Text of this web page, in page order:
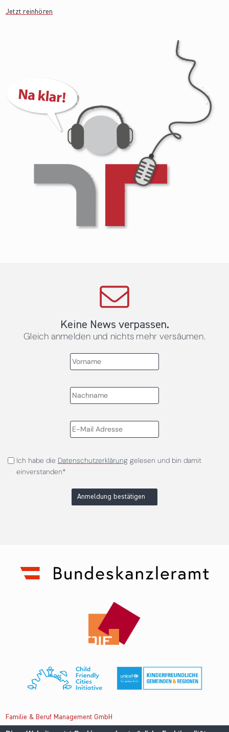
Jetzt reinhören
Keine News verpassen.
Gleich anmelden und nichts mehr versäumen.
Ich habe die Datenschutzerklärunggelesen und bin damit
einverstanden*
Anmeldung bestätigen
Familie & Beruf Management GmbH